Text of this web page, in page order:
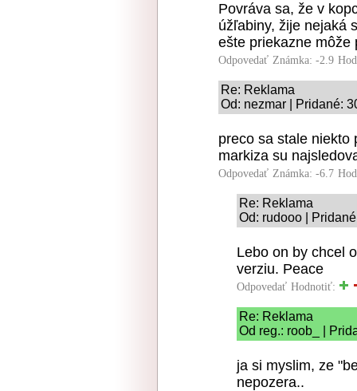
Povráva sa, že v
úžľabiny, žije nejaká
ešte priekazne môže
Odpovedať Známka: -2.9
Re: Reklama
Od: nezmar | Pridané:
preco sa stale niekto
markiza su
Odpovedať Známka: -6.7
Re: Reklama
Od: rudooo |
Lebo on by chcel
verziu. Peace
Odpovedať Hodnotiť:
Re: Reklama
Od reg.: roob_ |
ja si myslim, ze
nepozera..